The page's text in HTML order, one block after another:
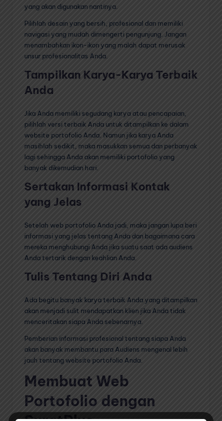
yang akan digunakan nantinya.
Pilihlah desain yang bersih, profesional dan memiliki
navigasi yang mudah dimengerti pengunjung. Jangan
menambahkan ikon-ikon yang malah dapat merusak
unsur profesionalitas Anda.
Tampilkan Karya-Karya Terbaik
Anda
Jika Anda memiliki segudang karya atau pencapaian,
pilihlah versi terbaik Anda untuk ditampilkan ke dalam
website portofolio Anda. Namun jika karya Anda
masihlah sedikit, maka masukkan semua dan perbanyak
lagi sehingga Anda akan memiliki portofolio yang
banyak dikemudian hari.
Sertakan Informasi Kontak
yang Jelas
Setelah web portofolio Anda jadi, maka jangan lupa beri
informasi yang jelas tentang Anda dan bagaimana cara
mereka menghubungi Anda jika suatu saat ada audiens
Anda tertarik dengan keahlian Anda.
Tulis Tentang Diri Anda
Ada begitu banyak karya terbaik Anda yang ditampilkan
akan menjadi sulit mendapatkan klien jika Anda tidak
menceritakan siapa Anda sebenarnya.
Pemberian informasi profesional tentang siapa Anda
akan banyak membantu para Audiens mengenal lebih
jauh tentang website portofolio Anda.
Membuat Web
Portofolio dengan